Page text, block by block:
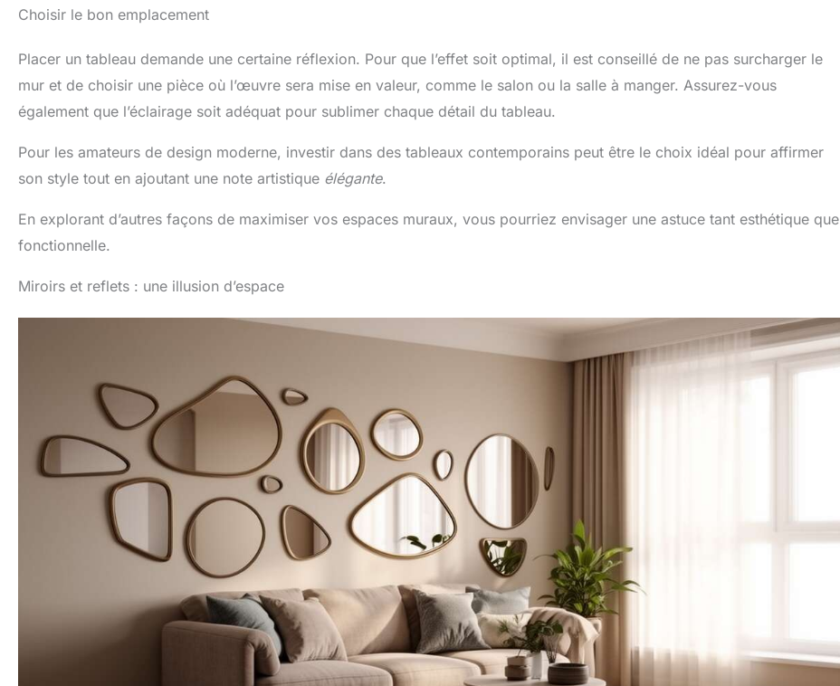
Choisir le bon emplacement
Placer un tableau demande une certaine réflexion. Pour que l’effet soit optimal, il est conseillé de ne pas surcharger le
mur et de choisir une pièce où l’œuvre sera mise en valeur, comme le salon ou la salle à manger. Assurez-vous
également que l’éclairage soit adéquat pour sublimer chaque détail du tableau.
Pour les amateurs de design moderne, investir dans des tableaux contemporains peut être le choix idéal pour affirmer
son style tout en ajoutant une note artistique élégante.
En explorant d’autres façons de maximiser vos espaces muraux, vous pourriez envisager une astuce tant esthétique que
fonctionnelle.
Miroirs et reflets : une illusion d’espace